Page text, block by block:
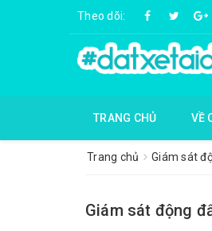
Theo dõi:
TRANG CHỦ VỀ
Trang chủ Giám sát
Giám sát động